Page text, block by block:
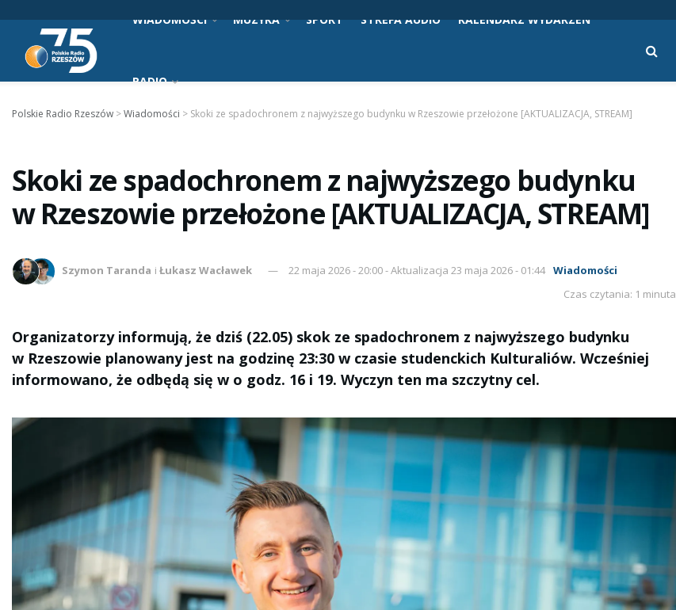
WIADOMOŚCI MUZYKA SPORT STREFA AUDIO KALENDARZ WYDARZEŃ
RADIO
Polskie Radio Rzeszów >Wiadomości > Skoki ze spadochronem z najwyższego budynku w Rzeszowie przełożone [AKTUALIZACJA, STREAM]
Skoki ze spadochronem z najwyższego budynku
w Rzeszowie przełożone [AKTUALIZACJA, STREAM]
Szymon Taranda i Łukasz Wacławek 22 maja 2026 - 20:00 - Aktualizacja 23 maja 2026 - 01:44 Wiadomości
Czas czytania: 1 minuta
Organizatorzy informują, że dziś (22.05) skok ze spadochronem z najwyższego budynku
w Rzeszowie planowany jest na godzinę 23:30 w czasie studenckich Kulturaliów. Wcześniej
informowano, że odbędą się w o godz. 16 i 19. Wyczyn ten ma szczytny cel.